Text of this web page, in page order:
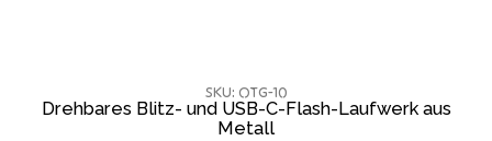
SKU: OTG-10
Drehbares Blitz- und USB-C-Flash-Laufwerk aus
Metall